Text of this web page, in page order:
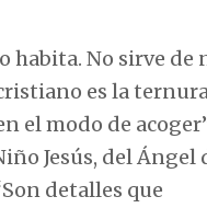
habita. No sirve de
es la
el modo de
Jesús, del Ángel
detalles que